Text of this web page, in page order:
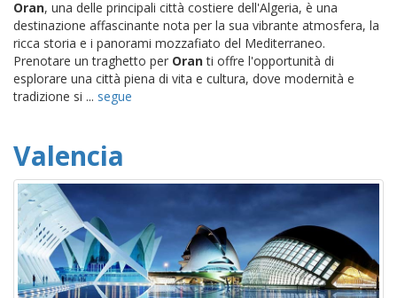
Oran, una delle principali città costiere dell'Algeria, è una
destinazione affascinante nota per la sua vibrante atmosfera, la
ricca storia e i panorami mozzafiato del Mediterraneo.
Prenotare un traghetto per Oranti offre l'opportunità di
esplorare una città piena di vita e cultura, dove modernità e
tradizione si ... segue
Valencia